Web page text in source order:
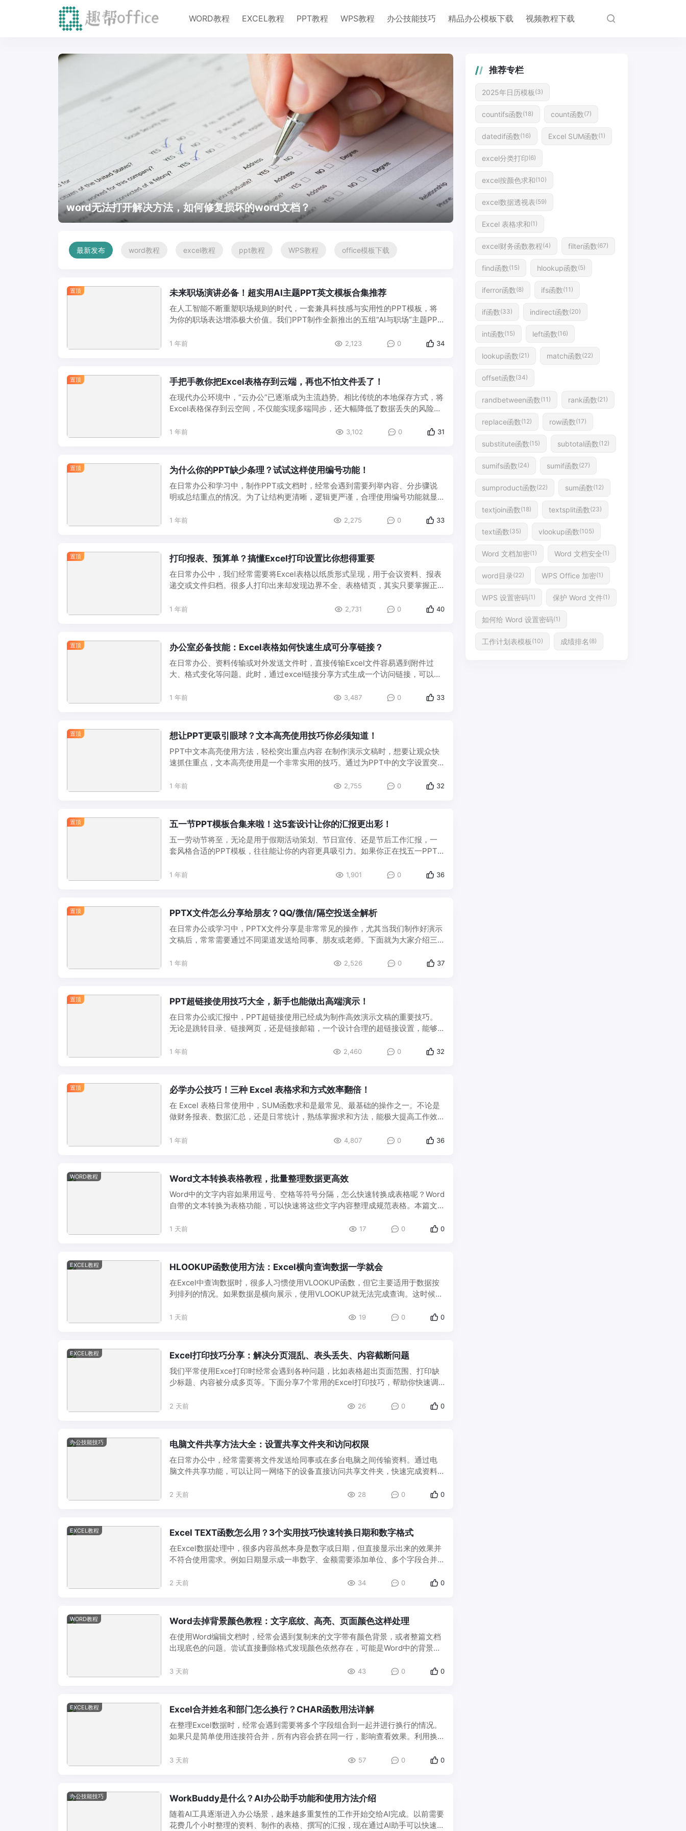
WORD教程 EXCEL教程 PPT教程 WPS教程 办公技能技巧 精品办公模板下载 视频教程下载
word无法打开解决方法，如何修复损坏的word文档？ excel默认字体怎么设置，excel中如何设置单元
最新发布 word教程 excel教程 ppt教程 WPS教程 office模板下载
置顶 未来职场演讲必备！超实用AI主题PPT英文模板合集推荐
在人工智能不断重塑职场规则的时代，一套兼具科技感与实用性的PPT模板，将
为你的职场表达增添极大价值。我们PPT制作全新推出的五组“AI与职场”主题PPT
1 年前 2,123 0 34
置顶 手把手教你把Excel表格存到云端，再也不怕文件丢了！
在现代办公环境中，“云办公”已逐渐成为主流趋势。相比传统的本地保存方式，将
Excel表格保存到云空间，不仅能实现多端同步，还大幅降低了数据丢失的风险。
1 年前 3,102 0 31
置顶 为什么你的PPT缺少条理？试试这样使用编号功能！
在日常办公和学习中，制作PPT或文档时，经常会遇到需要列举内容、分步骤说
明或总结重点的情况。为了让结构更清晰，逻辑更严谨，合理使用编号功能就显
1 年前 2,275 0 33
置顶 打印报表、预算单？搞懂Excel打印设置比你想得重要
在日常办公中，我们经常需要将Excel表格以纸质形式呈现，用于会议资料、报表
递交或文件归档。很多人打印出来却发现边界不全、表格错页，其实只要掌握正
1 年前 2,731 0 40
置顶 办公室必备技能：Excel表格如何快速生成可分享链接？
在日常办公、资料传输或对外发送文件时，直接传输Excel文件容易遇到附件过
大、格式变化等问题。此时，通过excel链接分享方式生成一个访问链接，可以快
1 年前 3,487 0 33
置顶 想让PPT更吸引眼球？文本高亮使用技巧你必须知道！
PPT中文本高亮使用方法，轻松突出重点内容 在制作演示文稿时，想要让观众快
速抓住重点，文本高亮使用是一个非常实用的技巧。通过为PPT中的文字设置突
1 年前 2,755 0 32
置顶 五一节PPT模板合集来啦！这5套设计让你的汇报更出彩！
五一劳动节将至，无论是用于假期活动策划、节日宣传、还是节后工作汇报，一
套风格合适的PPT模板，往往能让你的内容更具吸引力。如果你正在找五一PPT
1 年前 1,901 0 36
置顶 PPTX文件怎么分享给朋友？QQ/微信/隔空投送全解析
在日常办公或学习中，PPTX文件分享是非常常见的操作，尤其当我们制作好演示
文稿后，常常需要通过不同渠道发送给同事、朋友或老师。下面就为大家介绍三
1 年前 2,526 0 37
置顶 PPT超链接使用技巧大全，新手也能做出高端演示！
在日常办公或汇报中，PPT超链接使用已经成为制作高效演示文稿的重要技巧。
无论是跳转目录、链接网页，还是链接邮箱，一个设计合理的超链接设置，能够
1 年前 2,460 0 32
置顶 必学办公技巧！三种 Excel 表格求和方式效率翻倍！
在 Excel 表格日常使用中，SUM函数求和是最常见、最基础的操作之一。不论是
做财务报表、数据汇总，还是日常统计，熟练掌握求和方法，能极大提高工作效
1 年前 4,807 0 36
WORD教程 Word文本转换表格教程，批量整理数据更高效
Word中的文字内容如果用逗号、空格等符号分隔，怎么快速转换成表格呢？Word
自带的文本转换为表格功能，可以快速将这些文字内容整理成规范表格。本篇文
1 天前 17 0 0
EXCEL教程 HLOOKUP函数使用方法：Excel横向查询数据一学就会
在Excel中查询数据时，很多人习惯使用VLOOKUP函数，但它主要适用于数据按
列排列的情况。如果数据是横向展示，使用VLOOKUP就无法完成查询。这时候就
1 天前 19 0 0
EXCEL教程 Excel打印技巧分享：解决分页混乱、表头丢失、内容截断问题
我们平常使用Exce打印时经常会遇到各种问题，比如表格超出页面范围、打印缺
少标题、内容被分成多页等。下面分享7个常用的Excel打印技巧，帮助你快速调
2 天前 26 0 0
办公技能技巧 电脑文件共享方法大全：设置共享文件夹和访问权限
在日常办公中，经常需要将文件发送给同事或在多台电脑之间传输资料。通过电
脑文件共享功能，可以让同一网络下的设备直接访问共享文件夹，快速完成资料
2 天前 28 0 0
EXCEL教程 Excel TEXT函数怎么用？3个实用技巧快速转换日期和数字格式
在Excel数据处理中，很多内容虽然本身是数字或日期，但直接显示出来的效果并
不符合使用需求。例如日期显示成一串数字、金额需要添加单位、多个字段合并
2 天前 34 0 0
WORD教程 Word去掉背景颜色教程：文字底纹、高亮、页面颜色这样处理
在使用Word编辑文档时，经常会遇到复制来的文字带有颜色背景，或者整篇文档
出现底色的问题。尝试直接删除格式发现颜色依然存在，可能是Word中的背景效
3 天前 43 0 0
EXCEL教程 Excel合并姓名和部门怎么换行？CHAR函数用法详解
在整理Excel数据时，经常会遇到需要将多个字段组合到一起并进行换行的情况。
如果只是简单使用连接符合并，所有内容会挤在同一行，影响查看效果。利用换
3 天前 57 0 0
办公技能技巧 WorkBuddy是什么？AI办公助手功能和使用方法介绍
随着AI工具逐渐进入办公场景，越来越多重复性的工作开始交给AI完成。以前需要
花费几个小时整理的资料、制作的表格、撰写的汇报，现在通过AI助手可以快速完
推荐专栏
2025年日历模板 (3)
countifs函数(18) count函数(7)
datedif函数(16) Excel SUM函数(1)
excel分类打印(6)
excel按颜色求和(10)
excel数据透视表(59)
Excel 表格求和(1)
excel财务函数教程(4) filter函数(67)
find函数(15) hlookup函数(5)
iferror函数(8) ifs函数(11)
if函数(33) indirect函数(20)
int函数(15) left函数(16)
lookup函数(21) match函数(22)
offset函数(34)
randbetween函数(11) rank函数(21)
replace函数(12) row函数(17)
substitute函数(15) subtotal函数(12)
sumifs函数(24) sumif函数(27)
sumproduct函数(22) sum函数(12)
textjoin函数(18) textsplit函数(23)
text函数(35) vlookup函数(105)
Word 文档加密(1) Word 文档安全(1)
word目录(22) WPS Office 加密(1)
WPS 设置密码(1) 保护 Word 文件(1)
如何给 Word 设置密码(1)
工作计划表模板 (10) 成绩排名 (8)